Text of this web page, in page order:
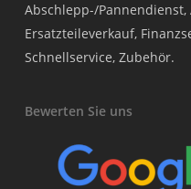
Abschlepp-/Pannendienst,
Ersatzteileverkauf,
Schnellservice, Zubehör.
Bewerten Sie uns